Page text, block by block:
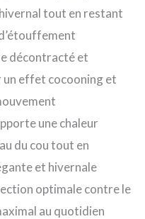
tout en restant
décontracté et
un effet cocooning et
une chaleur
du cou tout en
et hivernale
optimale contre le
au quotidien